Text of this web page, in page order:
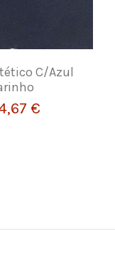
C/Azul
€